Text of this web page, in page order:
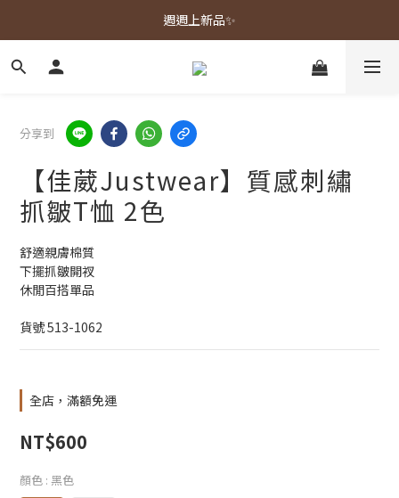
春夏新品上市🌿
週週上新品✨
春夏新品上市🌿
分享到
【佳葳Justwear】質感刺繡
抓皺T恤 2色
舒適親膚棉質
下擺抓皺開衩
休閒百搭單品
貨號 513-1062
全店，滿額免運
NT$600
顏色 : 黑色